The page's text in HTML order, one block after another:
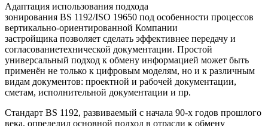
Адаптация использования подхода
зонирования BS 1192/ISO 19650 под особенности процессов
вертикально-ориентированной Компании
застройщика позволяет сделать эффективнее передачу и
согласованиетехнической документации. Простой
универсальный подход к обмену информацией может быть
применён не только к цифровым моделям, но и к различным
видам документов: проектной и рабочей документации,
сметам, исполнительной документации и пр.
Стандарт BS 1192, развиваемый с начала 90-х годов прошлого
века, определил основной подход в отрасли к обмену